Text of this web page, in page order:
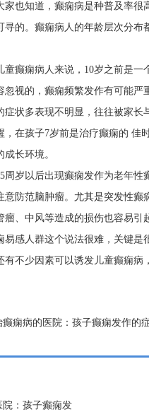
家也知道，癫痫病是种普及率
寻的。癫痫病人的年龄层次分
童癫痫病人来说，10岁之前是
忽视的，癫痫频繁发作有可能严
症状多表现不明显，往往被家
，在孩子7岁前是治疗癫痫的 佳
长环境。
周岁以后出现癫痫发作为老年
意防范脑肿瘤。尤其是突发性
、中风等造成的损伤也容易引
易感人群这个说法很难，关键是
有不少因素可以诱发儿童癫痫
癫痫病的医院：孩子癫痫发作的
：孩子癫痫发